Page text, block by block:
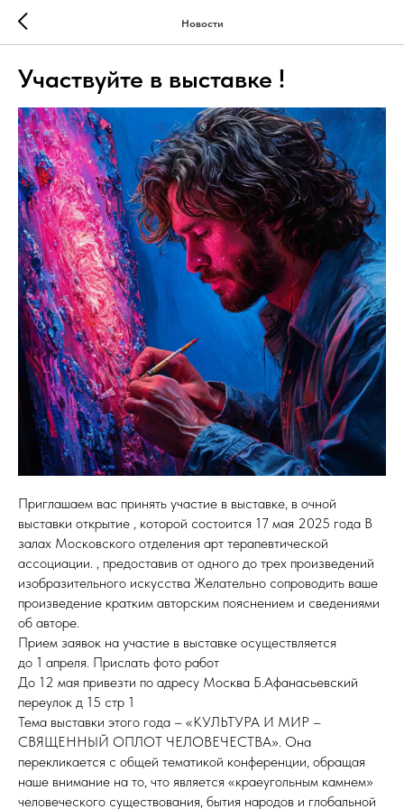
Новости
Участвуйте в выставке !
Приглашаем вас принять участие в выставке, в очной
выставки открытие , которой состоится 17 мая 2025 года В
залах Московского отделения арт терапевтической
ассоциации. , предоставив от одного до трех произведений
изобразительного искусства Желательно сопроводить ваше
произведение кратким авторским пояснением и сведениями
об авторе.
Прием заявок на участие в выставке осуществляется
до 1 апреля. Прислать фото работ
До 12 мая привезти по адресу Москва Б.Афанасьевский
переулок д 15 стр 1
Тема выставки этого года – «КУЛЬТУРА И МИР –
СВЯЩЕННЫЙ ОПЛОТ ЧЕЛОВЕЧЕСТВА». Она
перекликается с общей тематикой конференции, обращая
наше внимание на то, что является «краеугольным камнем»
человеческого существования, бытия народов и глобальной